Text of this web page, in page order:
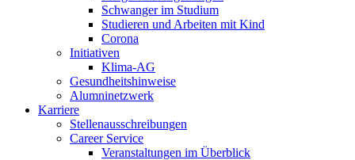
Schwanger im Studium
Studieren und Arbeiten mit Kind
Corona
Initiativen
Klima-AG
Gesundheitshinweise
Alumninetzwerk
Karriere
Stellenausschreibungen
Career Service
Veranstaltungen im Überblick